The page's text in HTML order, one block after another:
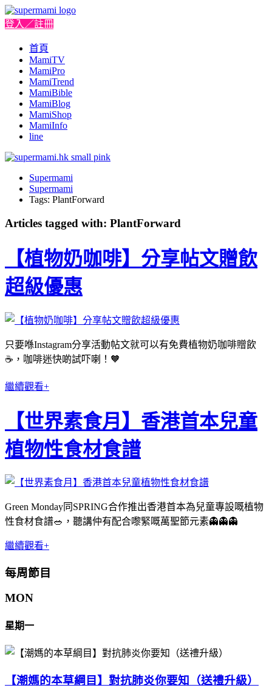
登入／註冊
首頁
MamiTV
MamiPro
MamiTrend
MamiBible
MamiBlog
MamiShop
MamiInfo
line
Supermami
Supermami
Tags: PlantForward
Articles tagged with: PlantForward
【植物奶咖啡】分享帖文贈飲
超級優惠
只要喺Instagram分享活動帖文就可以有免費植物奶咖啡贈飲
☕️，咖啡迷快啲試吓喇！🧡
繼續觀看+
【世界素食月】香港首本兒童
植物性食材食譜
Green Monday同SPRING合作推出香港首本為兒童專設嘅植物
性食材食譜🥗，聽講仲有配合嚟緊嘅萬聖節元素👻👻👻
繼續觀看+
每周節目
MON
星期一
【潮媽的本草綱目】對抗肺炎你要知（送禮升級）